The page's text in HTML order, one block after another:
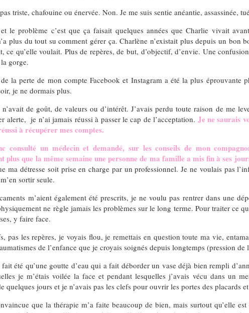
triste, chafouine ou énervée. Non. Je me suis sentie anéantie, assassinée,
le problème c’est que ça faisait quelques années que Charlie vivait
plus du tout su comment gérer ça. Charlène n’existait plus depuis un bon
ce qu’elle voulait. Plus de repères, de but, d’objectif, d’envie. Une
gorge.
la perte de mon compte Facebook et Instagram a été la plus éprouvante
je ne dormais plus.
de goût, de valeurs ou d’intérêt. J’avais perdu toute raison de me
je n’ai jamais réussi à passer le cap de l’acceptation. Je ne saurais
à récupérer mes comptes.
consulté un médecin et demandé, sur les conseils de mon
plus que la même semaine une personne de ma famille a mis fin à ses
ma détresse soit prise en charge par un professionnel. Je ne voulais pas
sortir seule.
m’aient également été prescrits, je ne voulu pas rentrer dans une
ne règle jamais les problèmes sur le long terme. Pour traiter ce
y faire face.
pas les repères, je voyais flou, je remettais en question toute ma vie,
de l’enfance que je croyais soignés depuis longtemps (pression
fait été qu’une goutte d’eau qui a fait déborder un vase déjà bien rempli
je m’étais voilée la face et pendant lesquelles j’avais vécu dans un
quelques jours et je n’avais pas les clefs pour ouvrir les portes des placards
que la thérapie m’a faite beaucoup de bien, mais surtout qu’elle